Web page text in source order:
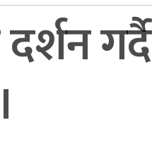
दर्शन